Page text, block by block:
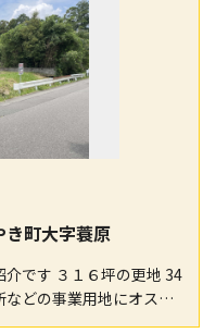
き町大字蓑原
の更地 34
どの事業用地にオスス
サイトを…